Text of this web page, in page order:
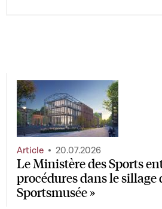
Le Ministère des Sports
procédures dans le sillage
Sportsmusée »
Article 20.07.2026